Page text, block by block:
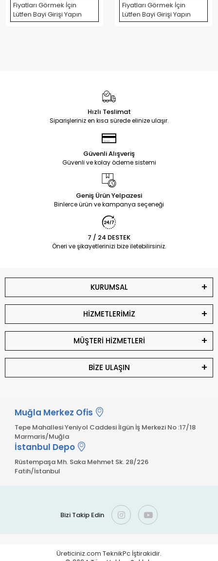
Fiyatları Görmek İçin
Lütfen Bayi Girişi Yapın
Fiyatları Görmek İçin
Lütfen Bayi Girişi Yapın
Hızlı Teslimat
Siparişleriniz en kısa sürede elinize ulaşır.
Güvenli Alışveriş
Güvenli ve kolay ödeme sistemi
Geniş Ürün Yelpazesi
Binlerce ürün ve kampanya seçeneği
7 / 24 DESTEK
Öneri ve şikayetlerinizi bize iletebilirsiniz.
KURUMSAL
HİZMETLERİMİZ
MÜŞTERİ HİZMETLERİ
BİZE ULAŞIN
Muğla Merkez Ofis
Tepe Mahallesi Yeniyol Caddesi İlgün İş Merkezi No :17/18
Marmaris/Muğla
İstanbul Depo
Rüstempaşa Mh. Saka Mehmet Sk. 28/226
Fatih/İstanbul
Bizi Takip Edin
Üreticiniz.com TeknikPc İştirakidir.